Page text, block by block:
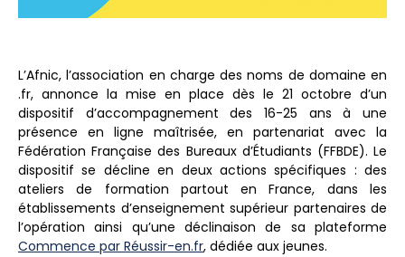
L’Afnic, l’association en charge des noms de domaine en
.fr, annonce la mise en place dès le 21 octobre d’un
dispositif d’accompagnement des 16-25 ans à une
présence en ligne maîtrisée, en partenariat avec la
Fédération Française des Bureaux d’Étudiants (FFBDE). Le
dispositif se décline en deux actions spécifiques : des
ateliers de formation partout en France, dans les
établissements d’enseignement supérieur partenaires de
l’opération ainsi qu’une déclinaison de sa plateforme
Commence par Réussir-en.fr, dédiée aux jeunes.